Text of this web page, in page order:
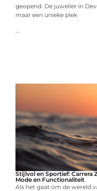
geopend. De juwelier in
maar een unieke plek
...
Stijlvol en Sportief: Carrera
Mode en Functionaliteit
Als het gaat om de wereld